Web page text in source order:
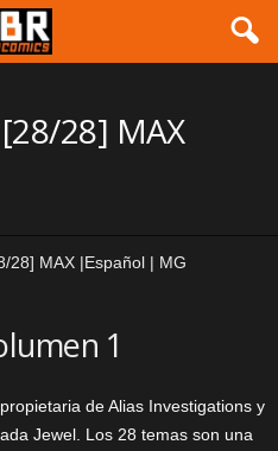
28] MAX
1
de Alias Investigations y
Jewel. Los 28 temas son una